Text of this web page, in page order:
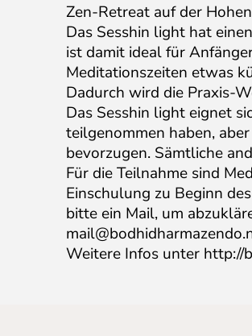
Zen-Retreat auf der
Das Sesshin light hat
ist damit ideal für
Meditationszeiten etwas
Dadurch wird die Praxis-
Das Sesshin light eignet
teilgenommen haben,
bevorzugen. Sämtliche
Für die Teilnahme sind
Einschulung zu Beginn
bitte ein Mail, um
Weitere Infos unter http://